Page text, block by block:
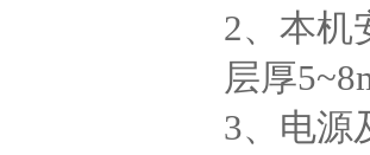
2、本机
层厚
3、电源